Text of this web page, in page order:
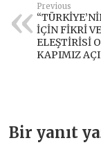
Previous
İÇİN FİKRİ
ELEŞTİRİSİ
KAPIMIZ
Bir yanıt